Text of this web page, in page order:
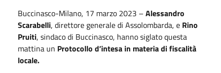
Buccinasco-Milano, 17 marzo 2023 – Alessandro
Scarabelli, direttore generale di Assolombarda, e Rino
Pruiti, sindaco di Buccinasco, hanno siglato questa
mattina un Protocollo d’intesa in materia di fiscalità
locale.